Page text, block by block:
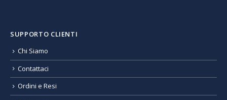
SUPPORTO CLIENTI
Chi Siamo
Contattaci
Ordini e Resi